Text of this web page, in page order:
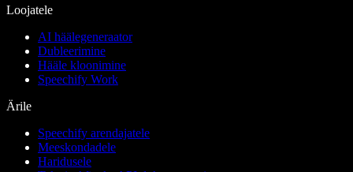
Loojatele
AI häälegeneraator
Dubleerimine
Hääle kloonimine
Speechify Work
Ärile
Speechify arendajatele
Meeskondadele
Haridusele